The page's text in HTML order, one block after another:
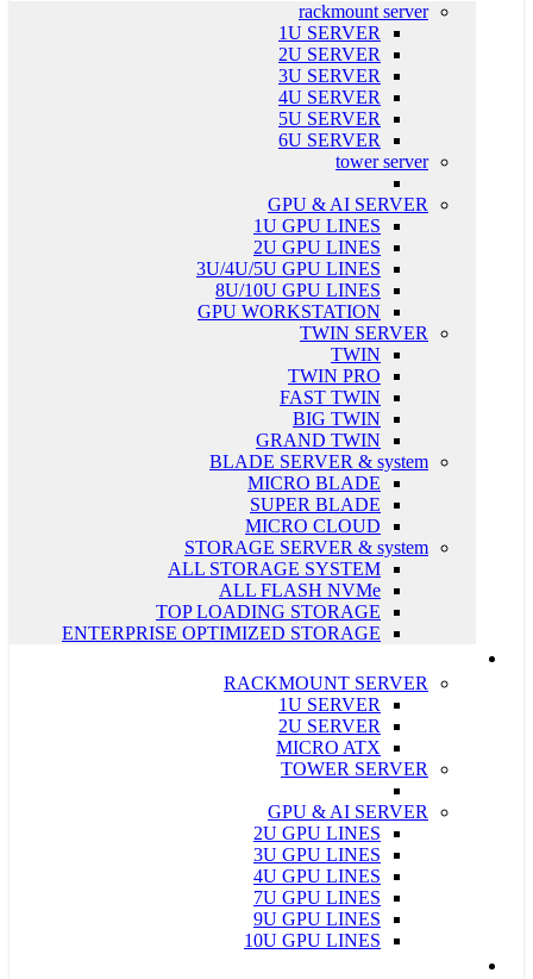
rackmount server
1U SERVER
2U SERVER
3U SERVER
4U SERVER
5U SERVER
6U SERVER
tower server
GPU & AI SERVER
1U GPU LINES
2U GPU LINES
3U/4U/5U GPU LINES
8U/10U GPU LINES
GPU WORKSTATION
TWIN SERVER
TWIN
TWIN PRO
FAST TWIN
BIG TWIN
GRAND TWIN
BLADE SERVER & system
MICRO BLADE
SUPER BLADE
MICRO CLOUD
STORAGE SERVER & system
ALL STORAGE SYSTEM
ALL FLASH NVMe
TOP LOADING STORAGE
ENTERPRISE OPTIMIZED STORAGE
RACKMOUNT SERVER
1U SERVER
2U SERVER
MICRO ATX
TOWER SERVER
GPU & AI SERVER
2U GPU LINES
3U GPU LINES
4U GPU LINES
7U GPU LINES
9U GPU LINES
10U GPU LINES